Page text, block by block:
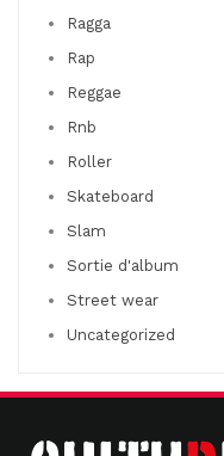
Ragga
Rap
Reggae
Rnb
Roller
Skateboard
Slam
Sortie d'album
Street wear
Uncategorized